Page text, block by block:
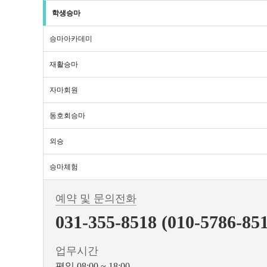
학생승마
승마아카데미
재활승마
자마회원
동호회승마
외승
승마체험
예약 및 문의전화
031-355-8518 (010-5786-
업무시간